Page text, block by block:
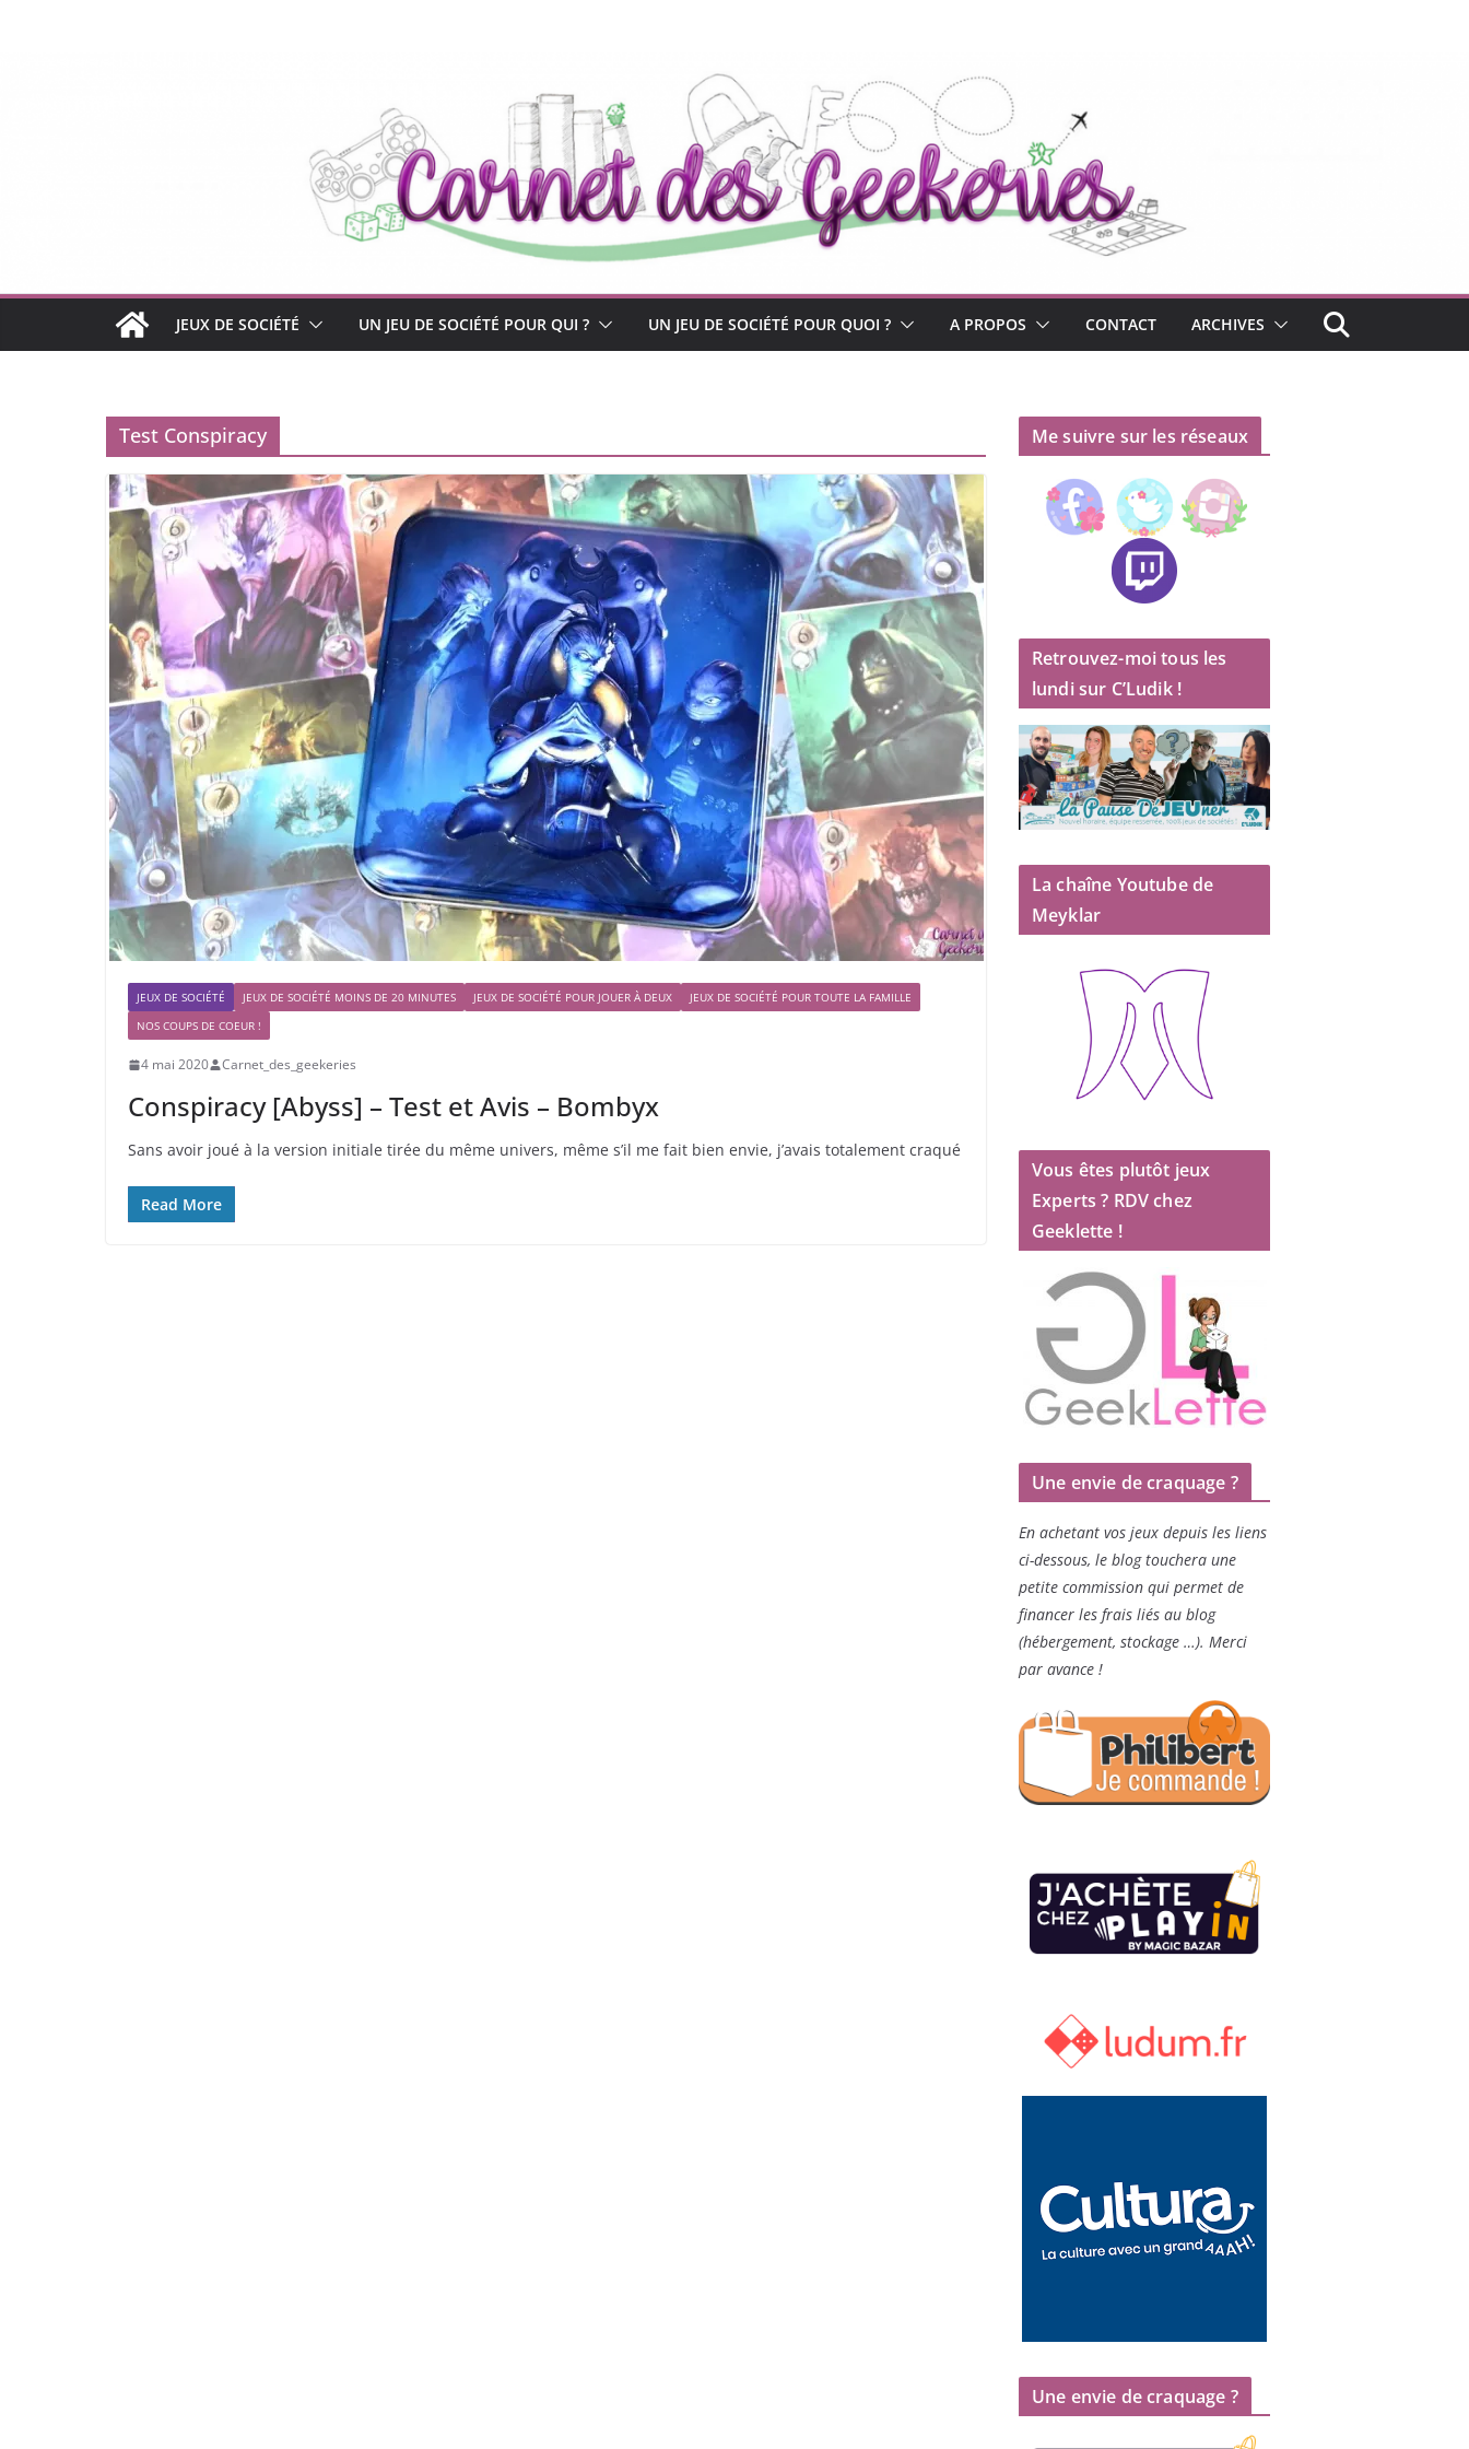
JEUX DE SOCIÉTÉ UN JEU DE SOCIÉTÉ POUR QUI ? UN JEU DE SOCIÉTÉ POUR QUOI ? A PROPOS CONTACT ARCHIVES
Test Conspiracy
JEUX DE SOCIÉTÉ JEUX DE SOCIÉTÉ MOINS DE 20 MINUTES JEUX DE SOCIÉTÉ POUR JOUER À DEUX
JEUX DE SOCIÉTÉ POUR TOUTE LA FAMILLE
NOS COUPS DE COEUR !
4 mai 2020 Carnet_des_geekeries
Conspiracy [Abyss] – Test et Avis – Bombyx
Sans avoir joué à la version initiale tirée du même univers, même s’il me fait bien envie, j’avais totalement craqué
Read More
Me suivre sur les réseaux
Retrouvez-moi tous les
lundi sur C’Ludik !
La chaîne Youtube de
Meyklar
Vous êtes plutôt jeux
Experts ? RDV chez
Geeklette !
Une envie de craquage ?
En achetant vos jeux depuis les liens
ci-dessous, le blog touchera une
petite commission qui permet de
financer les frais liés au blog
(hébergement, stockage …). Merci
par avance !
Une envie de craquage ?